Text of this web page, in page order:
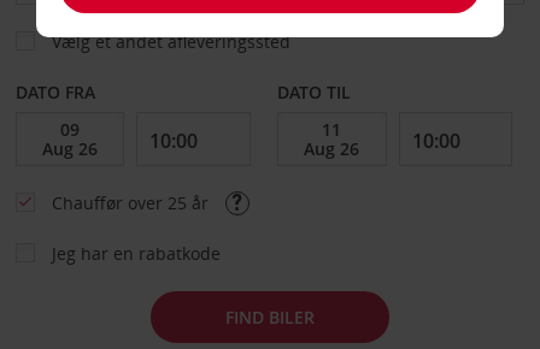
Vælg et andet afleveringssted
DATO FRA DATO TIL
Chauffør over 25 år
Jeg har en rabatkode
FIND BILER